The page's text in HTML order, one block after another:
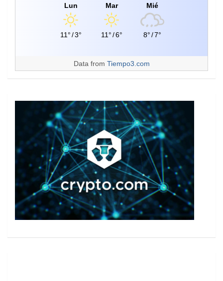
Lun
11°/3°
Mar
11°/6°
Mié
8°/7°
Data from Tiempo3.com